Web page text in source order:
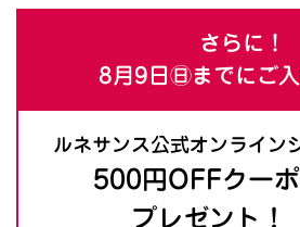
さらに！
8月9日㊐までにご
ルネサンス公式オンライン
500円OFFクー
プレゼント！